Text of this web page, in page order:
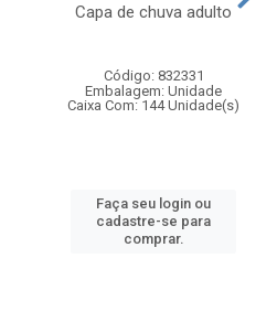
Capa de chuva adulto
Código: 832331
Embalagem: Unidade
Caixa Com: 144 Unidade(s)
Faça seu login ou
cadastre-se para
comprar.